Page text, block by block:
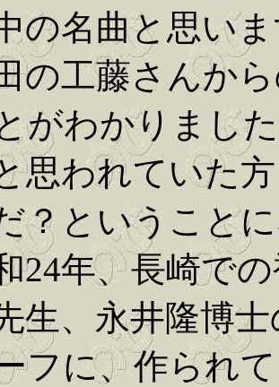
の名曲と思い
の工藤さんか
がわかりまし
思われていた
？ということ
24年、長崎で
生、永井隆博
フに、作られ